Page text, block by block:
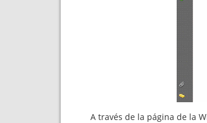
A través de la página de la